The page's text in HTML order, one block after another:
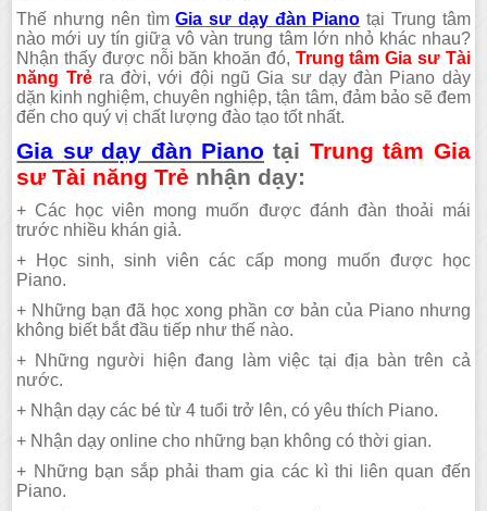
Thế nhưng nên tìmGia sư dạy đàn Piano tại Trung tâm
nào mới uy tín giữa vô vàn trung tâm lớn nhỏ khác nhau?
Nhận thấy được nỗi băn khoăn đó, Trung tâm Gia sư Tài
năng Trẻra đời, với đội ngũ Gia sư dạy đàn Piano dày
dặn kinh nghiệm, chuyên nghiệp, tận tâm, đảm bảo sẽ đem
đến cho quý vị chất lượng đào tạo tốt nhất.
Gia sư dạy đàn Piano tại Trung tâm Gia
sư Tài năng Trẻ nhận dạy:
+ Các học viên mong muốn được đánh đàn thoải mái
trước nhiều khán giả.
+ Học sinh, sinh viên các cấp mong muốn được học
Piano.
+ Những bạn đã học xong phần cơ bản của Piano nhưng
không biết bắt đầu tiếp như thế nào.
+ Những người hiện đang làm việc tại địa bàn trên cả
nước.
+ Nhận dạy các bé từ 4 tuổi trở lên, có yêu thích Piano.
+ Nhận dạy online cho những bạn không có thời gian.
+ Những bạn sắp phải tham gia các kì thi liên quan đến
Piano.